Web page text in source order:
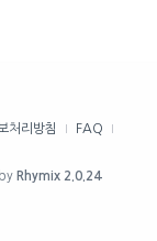
처리방침
FAQ
Rhymix 2.0.24